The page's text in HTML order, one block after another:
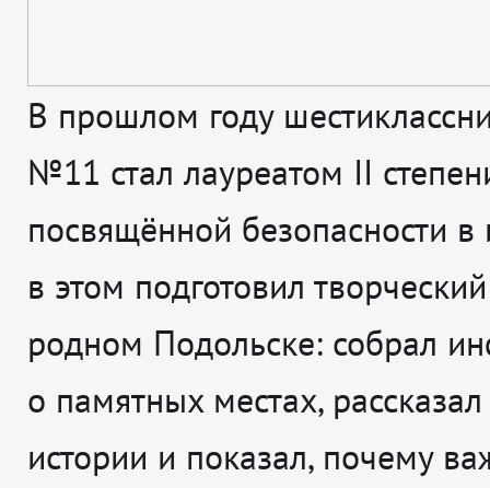
В прошлом году
№11 стал лауреатом II
посвящённой безопасности в
в этом подготовил
родном Подольске: собрал
о памятных местах,
истории и показал, почему